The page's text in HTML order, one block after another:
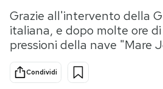
Tecnologia
Internet
Scienza
Cultura
Economia
Grazie all'intervento della
italiana, e dopo molte ore
pressioni della nave "Mare
Condividi